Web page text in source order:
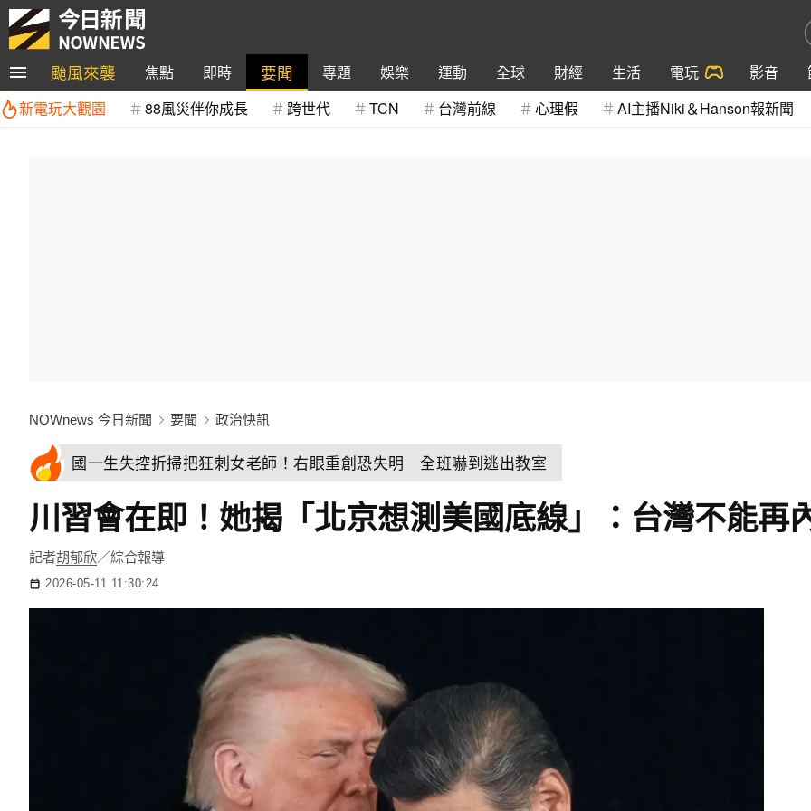
颱風來襲 焦點 即時 要聞 專題 娛樂 運動 全球 財經 生活 電玩 影音
新電玩大觀園
88風災伴你成長 跨世代 TCN 台灣前線 心理假 AI主播Niki＆Hanson報新聞
NOWnews 今日新聞 要聞 政治快訊
國一生失控折掃把狂刺女老師！右眼重創恐失明 全班嚇到逃出教室
川習會在即！她揭「北京想測美國底線」：台灣不能再
記者胡郁欣／綜合報導
2026-05-11 11:30:24